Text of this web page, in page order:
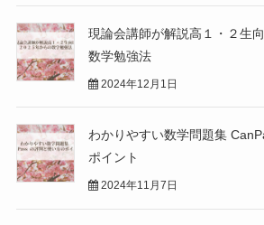
現論会講師が解説高１・２生
数学勉強法
2024年12月1日
わかりやすい数学問題集
ポイント
2024年11月7日